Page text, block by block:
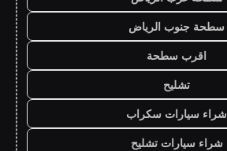
سطحة جنوب الرياض
اقرب سطحة
تشليح
شراء سيارات سكراب
شراء سيارات تشليح